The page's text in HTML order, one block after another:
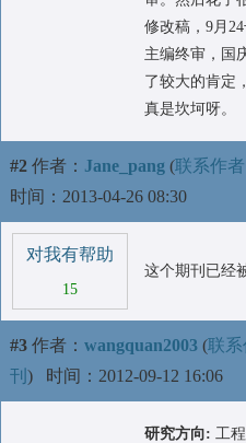
修改稿，9月
主编终审，国
了较大的肯定
真是坎坷呀。
#2 作者： Jane_pang (联系作者
时间：2013-04-26 08:30
对我有帮助
15
这个期刊已经
#3 作者： wangquan2003 (联系
刊 ) 时间：2012-09-12 16:06
研究方向: 工